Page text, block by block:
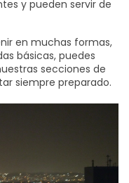
y pueden servir de
en muchas formas,
básicas, puedes
secciones de
siempre preparado.